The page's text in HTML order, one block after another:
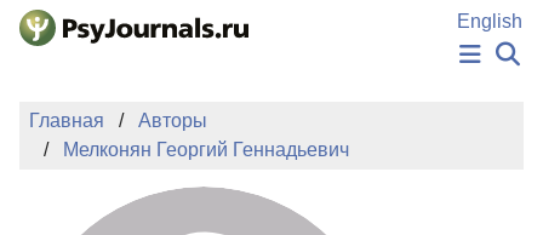
Перейти к основному содержанию
English
ИЗДАНИЯ
АВТОРЫ
ПОДАТЬ РУКОПИСЬ
БАЗА ЗНАНИЙ
Главная
Авторы
Мелконян Георгий Геннадьевич